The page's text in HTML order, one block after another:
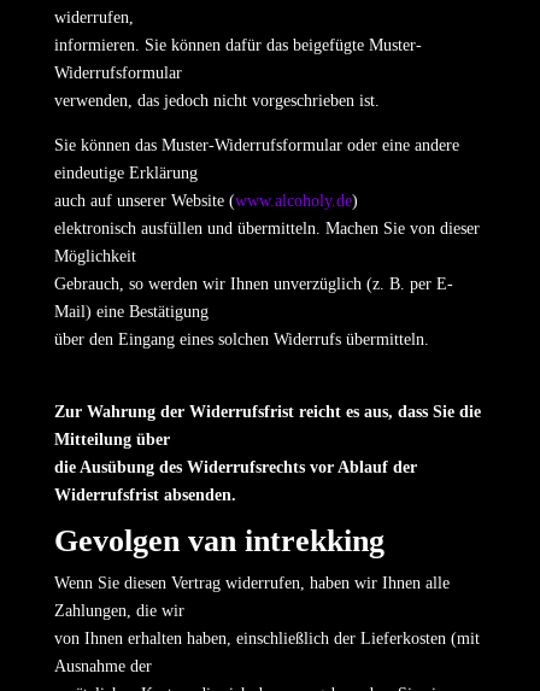
widerrufen,
informieren. Sie können dafür das beigefügte Muster-
Widerrufsformular
verwenden, das jedoch nicht vorgeschrieben ist.
Sie können das Muster-Widerrufsformular oder eine andere
eindeutige Erklärung
auch auf unserer Website (www.alcoholy.de)
elektronisch ausfüllen und übermitteln. Machen Sie von dieser
Möglichkeit
Gebrauch, so werden wir Ihnen unverzüglich (z. B. per E-
Mail) eine Bestätigung
über den Eingang eines solchen Widerrufs übermitteln.
Zur Wahrung der Widerrufsfrist reicht es aus, dass Sie die
Mitteilung über
die Ausübung des Widerrufsrechts vor Ablauf der
Widerrufsfrist absenden.
Gevolgen van intrekking
Wenn Sie diesen Vertrag widerrufen, haben wir Ihnen alle
Zahlungen, die wir
von Ihnen erhalten haben, einschließlich der Lieferkosten (mit
Ausnahme der